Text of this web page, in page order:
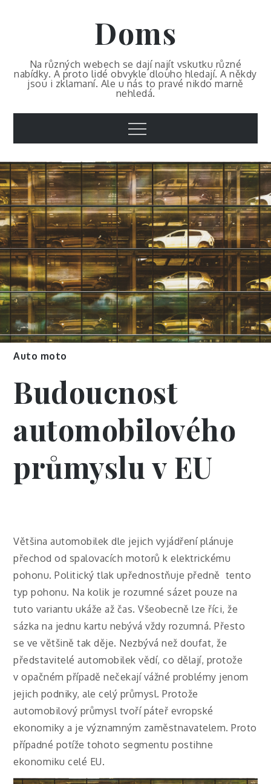
Doms
Na různých webech se dají najít vskutku různé
nabídky. A proto lidé obvykle dlouho hledají. A někdy
jsou i zklamaní. Ale u nás to pravé nikdo marně
nehledá.
Menu
Auto moto
Budoucnost
automobilového
průmyslu v EU
Většina automobilek dle jejich vyjádření plánuje
přechod od spalovacích motorů k elektrickému
pohonu. Politický tlak upřednostňuje předně tento
typ pohonu. Na kolik je rozumné sázet pouze na
tuto variantu ukáže až čas. Všeobecně lze říci, že
sázka na jednu kartu nebývá vždy rozumná. Přesto
se ve většině tak děje. Nezbývá než doufat, že
představitelé automobilek vědí, co dělají, protože
v opačném případě nečekají vážné problémy jenom
jejich podniky, ale celý průmysl. Protože
automobilový průmysl tvoří páteř evropské
ekonomiky a je významným zaměstnavatelem. Proto
případné potíže tohoto segmentu postihne
ekonomiku celé EU.